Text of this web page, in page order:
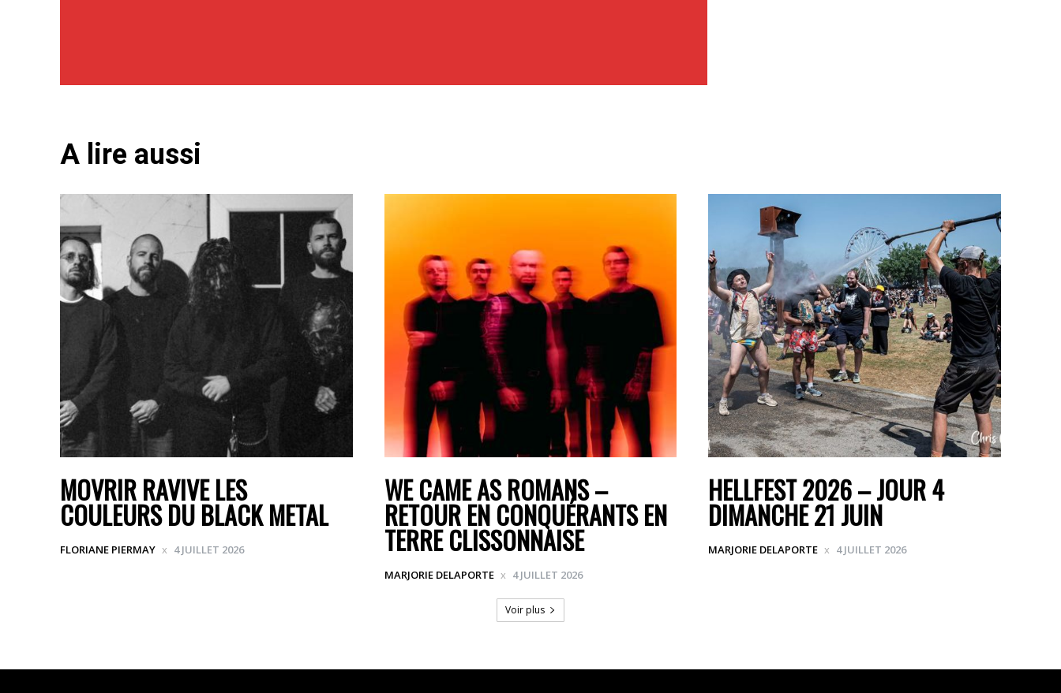
A lire aussi
MOVRIR RAVIVE LES
COULEURS DU BLACK METAL
FLORIANE PIERMAY 4 JUILLET 2026
WE CAME AS ROMANS –
RETOUR EN CONQUÉRANTS EN
TERRE CLISSONNAISE
MARJORIE DELAPORTE 4 JUILLET 2026
HELLFEST 2026 – JOUR 4
DIMANCHE 21 JUIN
MARJORIE DELAPORTE 4 JUILLET 2026
Voir plus